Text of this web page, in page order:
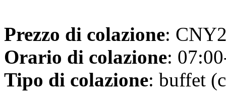
Prezzo di colazione:
Orario di colazione:
Tipo di colazione: buffet